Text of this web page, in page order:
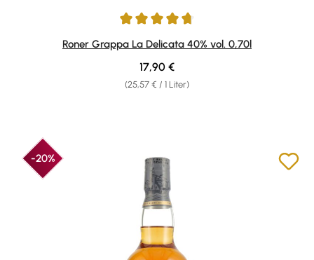
Durchschnittliche Bewertung von 4.75 von 5 Sternen
Roner Grappa La Delicata 40% vol. 0,70l
(25,57 € / 1 Liter)
Regulärer Preis:
17,90 €
-20%